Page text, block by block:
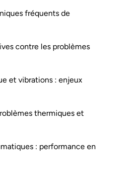
fréquents de
contre les problèmes
et vibrations : enjeux
thermiques et
: performance en